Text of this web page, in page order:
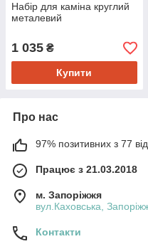
Набір для каміна круглий
металевий
1 035 ₴
Купити
Про нас
97% позитивних з 77
Працює з 21.03.2018
м. Запоріжжя
вул.Каховська,
Контакти